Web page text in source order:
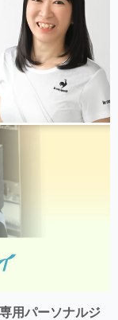
用パーソナルジ